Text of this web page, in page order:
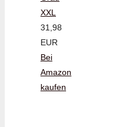
XXL
31,98
EUR
Bei
Amazon
kaufen